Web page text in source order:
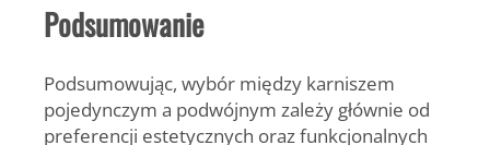
Podsumowanie
Podsumowując, wybór między karniszem
pojedynczym a podwójnym zależy głównie od
preferencji estetycznych oraz funkcjonalnych